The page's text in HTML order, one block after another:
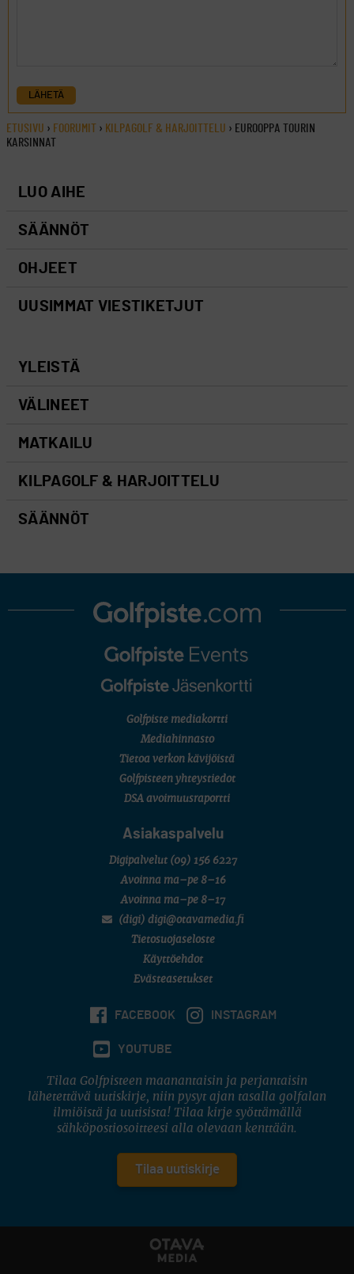
LÄHETÄ
ETUSIVU › FOORUMIT › KILPAGOLF & HARJOITTELU › EUROOPPA TOURIN
KARSINNAT
LUO AIHE
SÄÄNNÖT
OHJEET
UUSIMMAT VIESTIKETJUT
YLEISTÄ
VÄLINEET
MATKAILU
KILPAGOLF & HARJOITTELU
SÄÄNNÖT
Golfpiste mediakortti
Mediahinnasto
Tietoa verkon kävijöistä
Golfpisteen yhteystiedot
DSA avoimuusraportti
Asiakaspalvelu
Digipalvelut (09) 156 6227
Avoinna ma–pe 8–16
Avoinna ma–pe 8–17
(digi) digi@otavamedia.fi
Tietosuojaseloste
Käyttöehdot
Evästeasetukset
FACEBOOK INSTAGRAM
YOUTUBE
Tilaa Golfpisteen maanantaisin ja perjantaisin
lähetettävä uutiskirje, niin pysyt ajan tasalla golfalan
ilmiöistä ja uutisista! Tilaa kirje syöttämällä
sähköpostiosoitteesi alla olevaan kenttään.
Tilaa uutiskirje